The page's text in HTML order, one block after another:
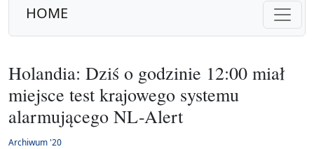
HOME
Holandia: Dziś o godzinie 12:00 miał
miejsce test krajowego systemu
alarmującego NL-Alert
Archiwum '20